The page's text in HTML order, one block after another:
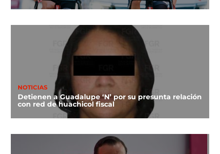
NOTICIAS
Detienen a Guadalupe ‘N’ por su presunta relación
con red de huachicol fiscal